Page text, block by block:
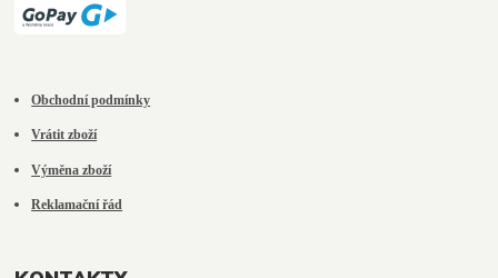
Obchodní podmínky
Vrátit zboží
Výměna zboží
Reklamační řád